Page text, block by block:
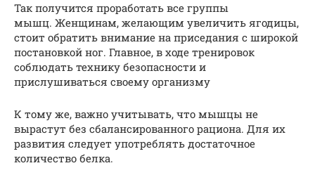
Так получится проработать все группы
мышц. Женщинам, желающим увеличить ягодицы,
стоит обратить внимание на приседания с широкой
постановкой ног. Главное, в ходе тренировок
соблюдать технику безопасности и
прислушиваться своему организму
К тому же, важно учитывать, что мышцы не
вырастут без сбалансированного рациона. Для их
развития следует употреблять достаточное
количество белка.